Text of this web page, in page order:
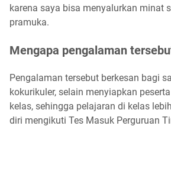
karena saya bisa menyalurkan minat
pramuka.
Mengapa pengalaman
Pengalaman tersebut berkesan bagi
kokurikuler, selain menyiapkan
kelas, sehingga pelajaran di kelas
diri mengikuti Tes Masuk Perguruan